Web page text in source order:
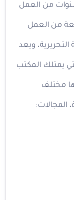
من العمل
من العمل
ويعد
يمتلك المكتب
مختلف
المجالات: